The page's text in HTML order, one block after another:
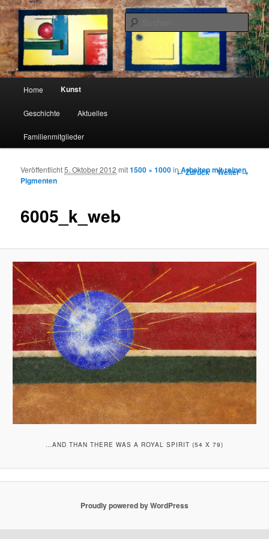
Familie Schlagenhaft
Zum Inhalt wechseln
Zum sekundären Inhalt wechseln
Home Kunst
Geschichte Aktuelles
Familienmitglieder
Bilder-Navigation
← Zurück Weiter →
6005_k_web
Veröffentlicht5. Oktober 2012 mit1500 × 1000inArbeiten mit reinen
Pigmenten
…AND THAN THERE WAS A ROYAL SPIRIT (54 X 79)
Proudly powered by WordPress